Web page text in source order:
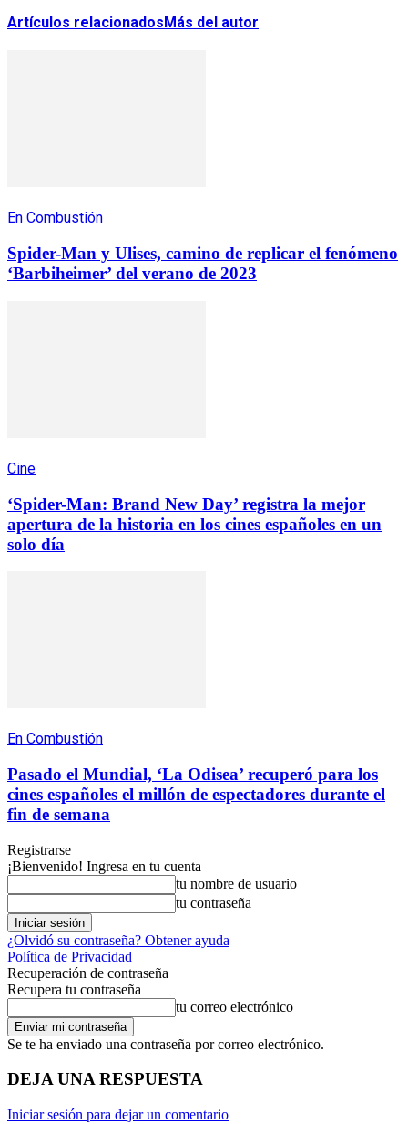
Artículos relacionadosMás del autor
En Combustión
Spider-Man y Ulises, camino de replicar el fenómeno
‘Barbiheimer’ del verano de 2023
Cine
‘Spider-Man: Brand New Day’ registra la mejor
apertura de la historia en los cines españoles en un
solo día
En Combustión
Pasado el Mundial, ‘La Odisea’ recuperó para los
cines españoles el millón de espectadores durante el
fin de semana
Registrarse
¡Bienvenido! Ingresa en tu cuenta
tu nombre de usuario
tu contraseña
¿Olvidó su contraseña? Obtener ayuda
Política de Privacidad
Recuperación de contraseña
Recupera tu contraseña
tu correo electrónico
Se te ha enviado una contraseña por correo electrónico.
DEJA UNA RESPUESTA
Iniciar sesión para dejar un comentario